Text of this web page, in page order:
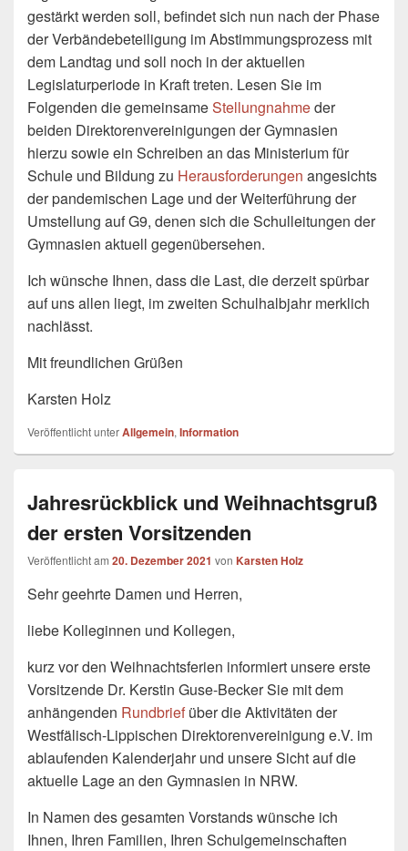
gestärkt werden soll, befindet sich nun nach der Phase
der Verbändebeteiligung im Abstimmungsprozess mit
dem Landtag und soll noch in der aktuellen
Legislaturperiode in Kraft treten. Lesen Sie im
Folgenden die gemeinsameStellungnahmeder
beiden Direktorenvereinigungen der Gymnasien
hierzu sowie ein Schreiben an das Ministerium für
Schule und Bildung zu Herausforderungen angesichts
der pandemischen Lage und der Weiterführung der
Umstellung auf G9, denen sich die Schulleitungen der
Gymnasien aktuell gegenübersehen.
Ich wünsche Ihnen, dass die Last, die derzeit spürbar
auf uns allen liegt, im zweiten Schulhalbjahr merklich
nachlässt.
Mit freundlichen Grüßen
Karsten Holz
Veröffentlicht unterAllgemein, Information
Jahresrückblick und Weihnachtsgruß
der ersten Vorsitzenden
Veröffentlicht am 20. Dezember 2021 von Karsten Holz
Sehr geehrte Damen und Herren,
liebe Kolleginnen und Kollegen,
kurz vor den Weihnachtsferien informiert unsere erste
Vorsitzende Dr. Kerstin Guse-Becker Sie mit dem
anhängenden Rundbriefüber die Aktivitäten der
Westfälisch-Lippischen Direktorenvereinigung e.V. im
ablaufenden Kalenderjahr und unsere Sicht auf die
aktuelle Lage an den Gymnasien in NRW.
In Namen des gesamten Vorstands wünsche ich
Ihnen, Ihren Familien, Ihren Schulgemeinschaften